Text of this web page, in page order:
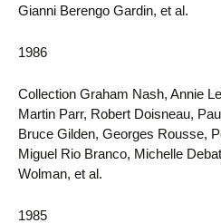
Gianni Berengo Gardin, et al.
1986
Collection Graham Nash, Annie
Martin Parr, Robert Doisneau,
Bruce Gilden, Georges Rousse,
Miguel Rio Branco, Michelle
Wolman, et al.
1985